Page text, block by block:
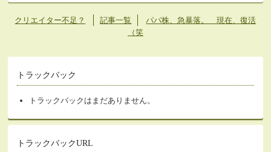
クリエイター不足？ 記事一覧
パパ株、急暴落。 現在、復活
（笑
トラックバック
トラックバックはまだありません。
トラックバックURL